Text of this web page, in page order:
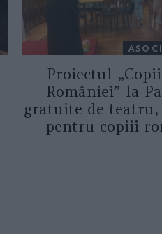
Proiectul
României” la
gratuite de
pentru copiii